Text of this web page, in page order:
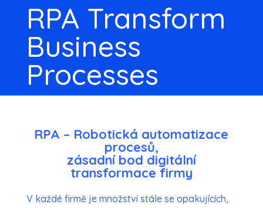
RPA Transform
Business
Processes
RPA – Robotická automatizace
procesů,
zásadní bod digitální
transformace firmy
V každé firmě je množství stále se opakujících,